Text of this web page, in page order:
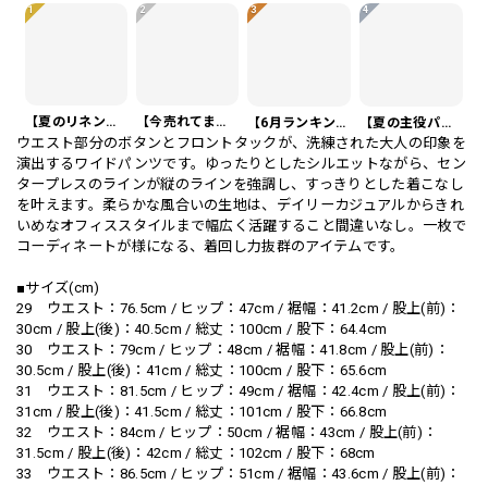
1
【夏のリネンスーツ】リネンシングルブレストカジュアルスーツ SU0188
2
【今売れてます】編み込みベルト付き フラット サンダル 3color SH0128
3
【6月ランキング1位】プレートアクセントポロシャツ KA0826
4
【夏の主役パンツ】ワッフル カジュアル スリムスラックスパンツ PA0226
ウエスト部分のボタンとフロントタックが、洗練された大人の印象を
演出するワイドパンツです。ゆったりとしたシルエットながら、セン
タープレスのラインが縦のラインを強調し、すっきりとした着こなし
を叶えます。柔らかな風合いの生地は、デイリーカジュアルからきれ
いめなオフィススタイルまで幅広く活躍すること間違いなし。一枚で
コーディネートが様になる、着回し力抜群のアイテムです。
■サイズ(cm)
29 ウエスト：76.5cm / ヒップ：47cm / 裾幅：41.2cm / 股上(前)：
30cm / 股上(後)：40.5cm / 総丈：100cm / 股下：64.4cm
30 ウエスト：79cm / ヒップ：48cm / 裾幅：41.8cm / 股上(前)：
30.5cm / 股上(後)：41cm / 総丈：100cm / 股下：65.6cm
31 ウエスト：81.5cm / ヒップ：49cm / 裾幅：42.4cm / 股上(前)：
31cm / 股上(後)：41.5cm / 総丈：101cm / 股下：66.8cm
32 ウエスト：84cm / ヒップ：50cm / 裾幅：43cm / 股上(前)：
31.5cm / 股上(後)：42cm / 総丈：102cm / 股下：68cm
33 ウエスト：86.5cm / ヒップ：51cm / 裾幅：43.6cm / 股上(前)：